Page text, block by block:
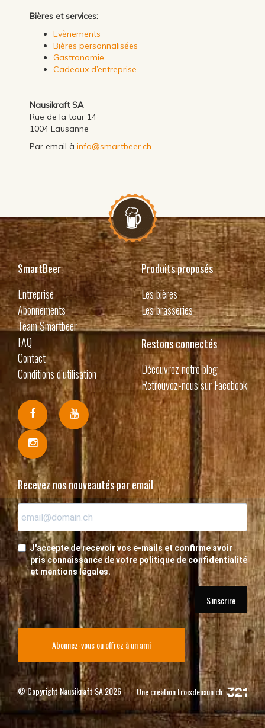
Bières et services:
Evènements
Bières personnalisées
Gastronomie
Cadeaux d’entreprise
Nausikraft SA
Rue de la tour 14
1004 Lausanne
Par email à info@smartbeer.ch
SmartBeer
Entreprise
Abonnements
Team Smartbeer
FAQ
Contact
Conditions d’utilisation
Produits proposés
Les bières
Les brasseries
Restons connectés
Découvrez notre blog
Retrouvez-nous sur Facebook
Recevez nos nouveautés par email
J'accepte de recevoir vos e-mails et confirme avoir
pris connaissance de votre politique de confidentialité
et mentions légales.
S'inscrire
Abonnez-vous ou offrez à un ami
© Copyright Nausikraft SA 2026 Une créationtroisdeuxun.ch